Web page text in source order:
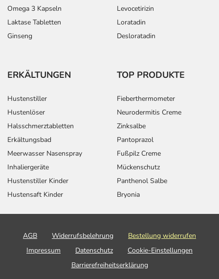
Omega 3 Kapseln
Laktase Tabletten
Ginseng
Levocetirizin
Loratadin
Desloratadin
ERKÄLTUNGEN
Hustenstiller
Hustenlöser
Halsschmerztabletten
Erkältungsbad
Meerwasser Nasenspray
Inhaliergeräte
Hustenstiller Kinder
Hustensaft Kinder
TOP PRODUKTE
Fieberthermometer
Neurodermitis Creme
Zinksalbe
Pantoprazol
Fußpilz Creme
Mückenschutz
Panthenol Salbe
Bryonia
AGB Widerrufsbelehrung
Bestellung widerrufen
Impressum
Datenschutz
Cookie-Einstellungen
Barrierefreiheitserklärung